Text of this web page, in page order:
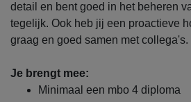
detail en bent goed in het beheren
tegelijk. Ook heb jij een proactieve
graag en goed samen met collega's.
Je brengt mee:
Minimaal een mbo 4 diploma